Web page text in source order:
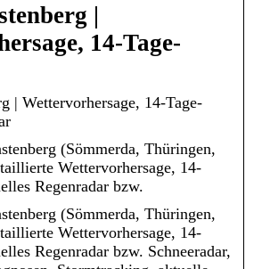
|
14-Tage-
| Wettervorhersage, 14-Tage-
(Sömmerda, Thüringen,
Wettervorhersage, 14-
Regenradar bzw.
(Sömmerda, Thüringen,
Wettervorhersage, 14-
Regenradar bzw. Schneeradar,